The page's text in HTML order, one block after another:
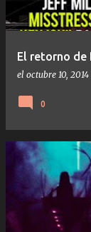
El retorno de
el octubre 10, 2014
0